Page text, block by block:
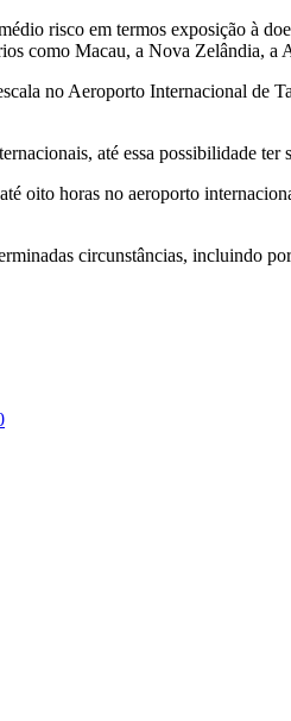
risco em termos exposição à
como Macau, a Nova Zelândia,
no Aeroporto Internacional de
até essa possibilidade ter
oito horas no aeroporto
circunstâncias, incluindo